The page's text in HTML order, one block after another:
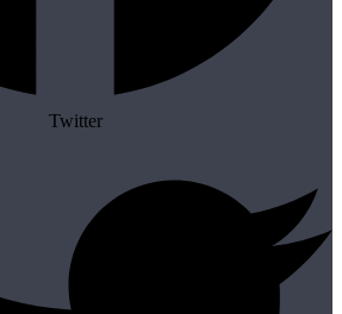
Twitter